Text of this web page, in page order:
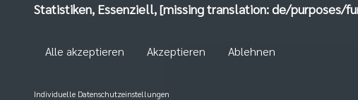
Statistiken, Essenziell, [missing translation: de/purposes/
Individuelle Datenschutzeinstellungen
Ablehnen
Alle akzeptieren Akzeptieren